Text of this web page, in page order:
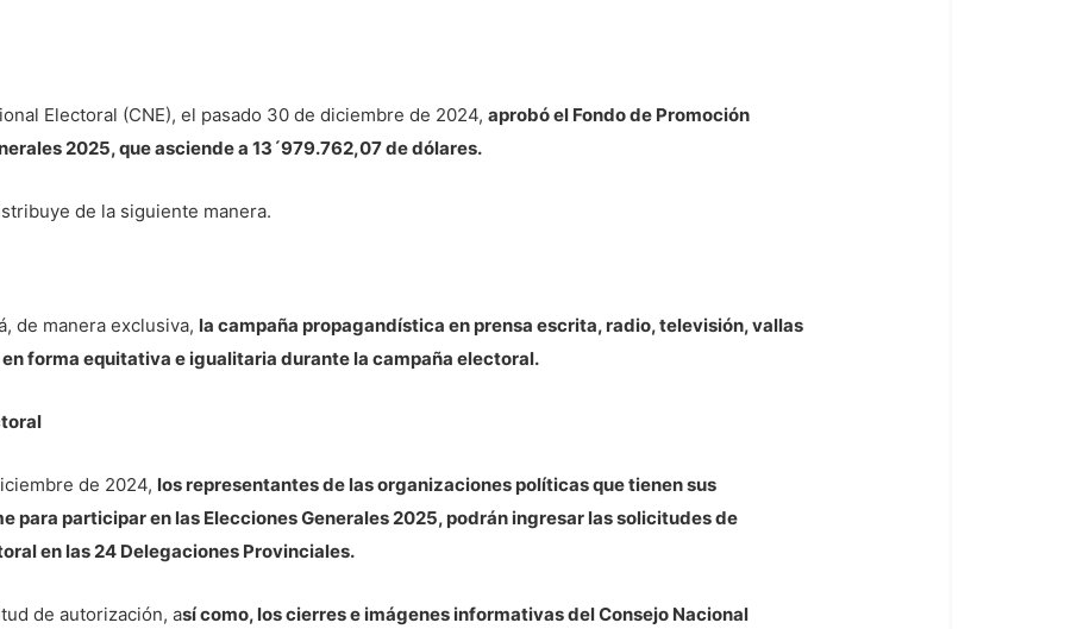
Electoral (CNE), el pasado 30 de diciembre de 2024, aprobó el Fondo de Promoción
2025, que asciende a 13´979.762,07 de dólares.
de la siguiente manera.
de manera exclusiva, la campaña propagandística en prensa escrita, radio, televisión, vallas
forma equitativa e igualitaria durante la campaña electoral.
de 2024, los representantes de las organizaciones políticas que tienen sus
para participar en las Elecciones Generales 2025, podrán ingresar las solicitudes de
en las 24 Delegaciones Provinciales.
de autorización, así como, los cierres e imágenes informativas del Consejo Nacional